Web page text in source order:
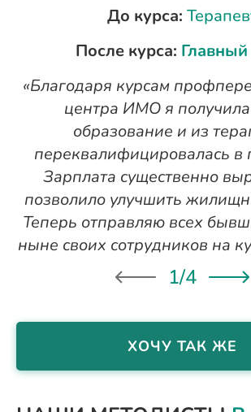
До курса:
После курса: Главный
«Благодаря курсам
центра ИМО я
образование и из
переквалифицировалась в
Зарплата существенно
позволило улучшить
Теперь отправляю всех
ныне своих сотрудников на
1/4
ХОЧУ ТАК ЖЕ